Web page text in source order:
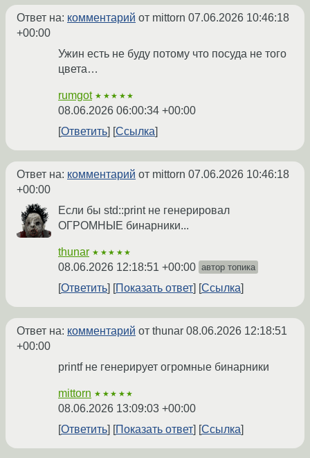
Ответ на: комментарий от mittorn 07.06.2026 10:46:18
+00:00
Ужин есть не буду потому что посуда не того
цвета…
rumgot ★★★★★
08.06.2026 06:00:34 +00:00
Ответить
Ссылка
Ответ на: комментарий от mittorn 07.06.2026 10:46:18
+00:00
Если бы std::print не генерировал
ОГРОМНЫЕ бинарники...
thunar ★★★★★
08.06.2026 12:18:51 +00:00 автор топика
Ответить Показать ответ Ссылка
Ответ на: комментарий от thunar 08.06.2026 12:18:51
+00:00
printf не генерирует огромные бинарники
mittorn ★★★★★
08.06.2026 13:09:03 +00:00
Ответить
Показать ответ Ссылка